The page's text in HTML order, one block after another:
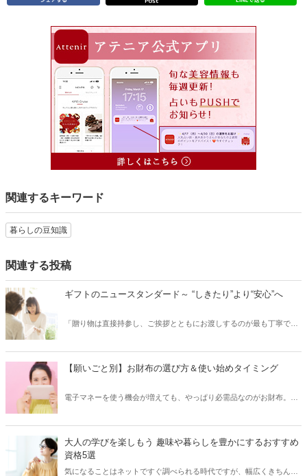
関連するキーワード
暮らしの豆知識
関連する投稿
ギフトのニュースタンダード～ “しきたり”より“安心”へ
「贈り物は直接持参し、ご挨拶とともにお渡しするのが最も丁寧で
のひとつと言っていいでしょう。今回は、ギフトのニュースタンダー
ドについて、お相手に安心して喜んでいただける贈り方や、おすすめ
【願いごと別】お財布の選び方＆使い始めタイミング
電子マネーを使う機会が増えても、やっぱり必需品なのがお財布。お
れたら、運気が高まりやすいタイミングでデビューさせたいですよ
ね。今回は、お財布を使い始めるのにおすすめのタイミングや、願い
ごと別の開運カラー7色+αを紹介します。
大人の学びを楽しもう 趣味や暮らしを豊かにするおすすめ
資格5選
気になることはネットですぐ調べられる時代ですが、幅広くきちんと